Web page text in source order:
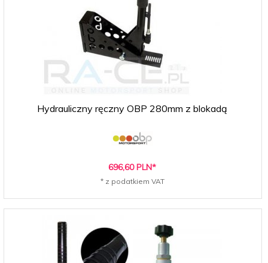
Hydrauliczny ręczny OBP 280mm z blokadą
696,60 PLN*
* z podatkiem VAT